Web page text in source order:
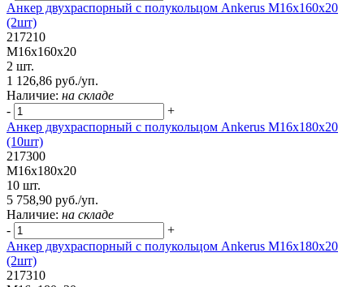
Анкер двухраспорный с полукольцом Ankerus М16х160х20
(2шт)
217210
М16х160х20
2 шт.
1 126,86 руб./уп.
Наличие: на складе
-
+
Анкер двухраспорный с полукольцом Ankerus М16х180х20
(10шт)
217300
М16х180х20
10 шт.
5 758,90 руб./уп.
Наличие: на складе
-
+
Анкер двухраспорный с полукольцом Ankerus М16х180х20
(2шт)
217310